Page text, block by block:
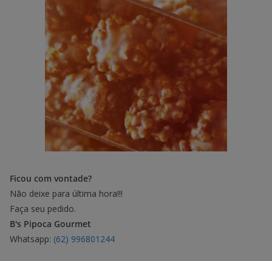
Ficou com vontade?
Não deixe para última hora!!!
Faça seu pedido.
B's Pipoca Gourmet
Whatsapp: (62) 996801244